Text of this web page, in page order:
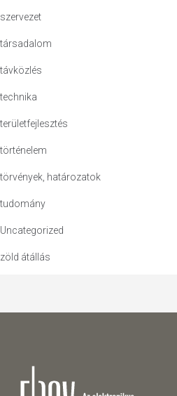
szervezet
társadalom
távközlés
technika
területfejlesztés
történelem
törvények, határozatok
tudomány
Uncategorized
zöld átállás